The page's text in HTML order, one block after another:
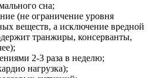
сна;
(не ограничение уровня
веществ, а исключение вредной
транжиры, консерванты,
2-3 раза в неделю;
нагрузка);